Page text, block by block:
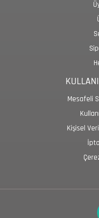
Mesafeli
Kişisel